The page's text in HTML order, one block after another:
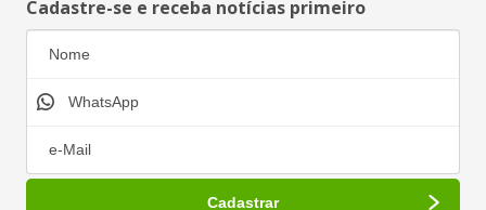
Cadastre-se e receba notícias primeiro